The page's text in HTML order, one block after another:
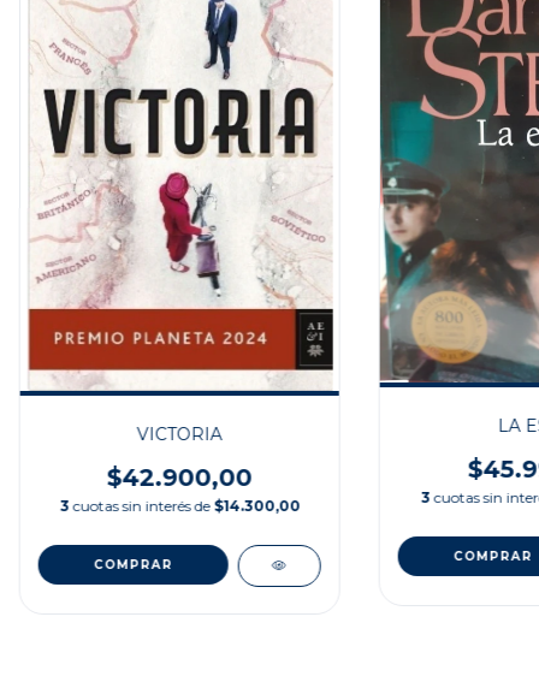
VICTORIA
$42.900,00
3 cuotas sin interés de $14.300,00
LA
3 cuotas sin